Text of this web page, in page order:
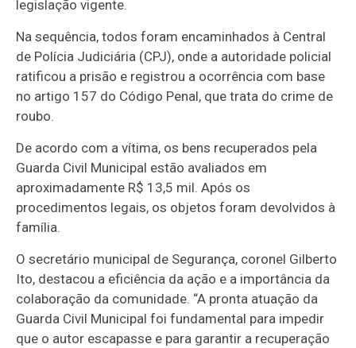
legislação vigente.
Na sequência, todos foram encaminhados à Central
de Polícia Judiciária (CPJ), onde a autoridade policial
ratificou a prisão e registrou a ocorrência com base
no artigo 157 do Código Penal, que trata do crime de
roubo.
De acordo com a vítima, os bens recuperados pela
Guarda Civil Municipal estão avaliados em
aproximadamente R$ 13,5 mil. Após os
procedimentos legais, os objetos foram devolvidos à
família.
O secretário municipal de Segurança, coronel Gilberto
Ito, destacou a eficiência da ação e a importância da
colaboração da comunidade. “A pronta atuação da
Guarda Civil Municipal foi fundamental para impedir
que o autor escapasse e para garantir a recuperação